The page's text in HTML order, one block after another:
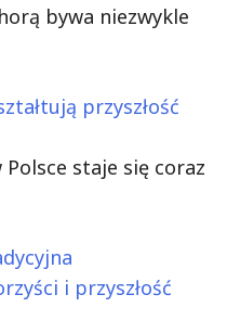
bywa niezwykle
przyszłość
Polsce staje się coraz
i przyszłość